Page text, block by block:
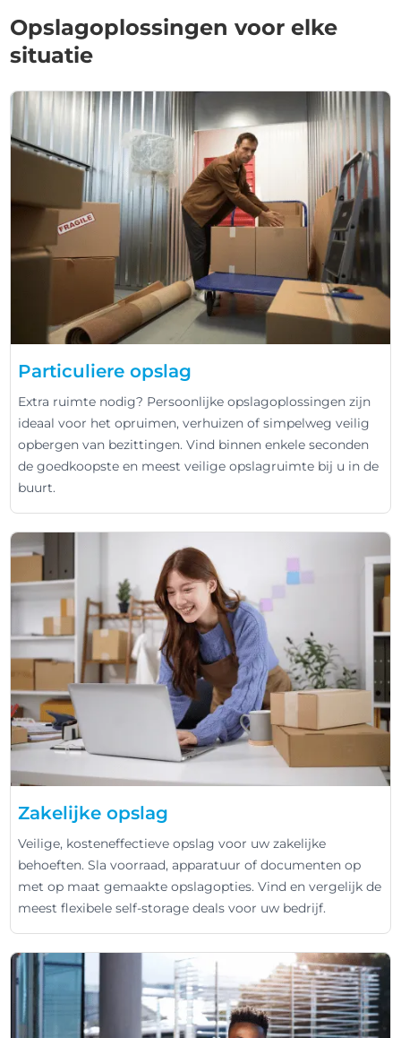
Opslagoplossingen voor elke
situatie
Particuliere opslag
Extra ruimte nodig? Persoonlijke opslagoplossingen zijn
ideaal voor het opruimen, verhuizen of simpelweg veilig
opbergen van bezittingen. Vind binnen enkele seconden
de goedkoopste en meest veilige opslagruimte bij u in de
buurt.
Zakelijke opslag
Veilige, kosteneffectieve opslag voor uw zakelijke
behoeften. Sla voorraad, apparatuur of documenten op
met op maat gemaakte opslagopties. Vind en vergelijk de
meest flexibele self-storage deals voor uw bedrijf.